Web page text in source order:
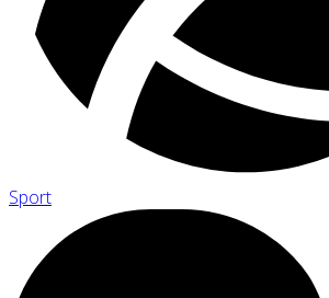
Sport